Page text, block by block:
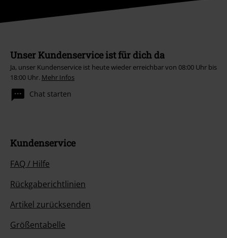
Unser Kundenservice ist für dich da
Ja, unser Kundenservice ist heute wieder erreichbar von 08:00 Uhr bis
18:00 Uhr. Mehr Infos
Chat starten
Kundenservice
FAQ / Hilfe
Rückgaberichtlinien
Artikel zurücksenden
Größentabelle